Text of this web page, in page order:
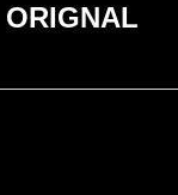
ORIGNAL